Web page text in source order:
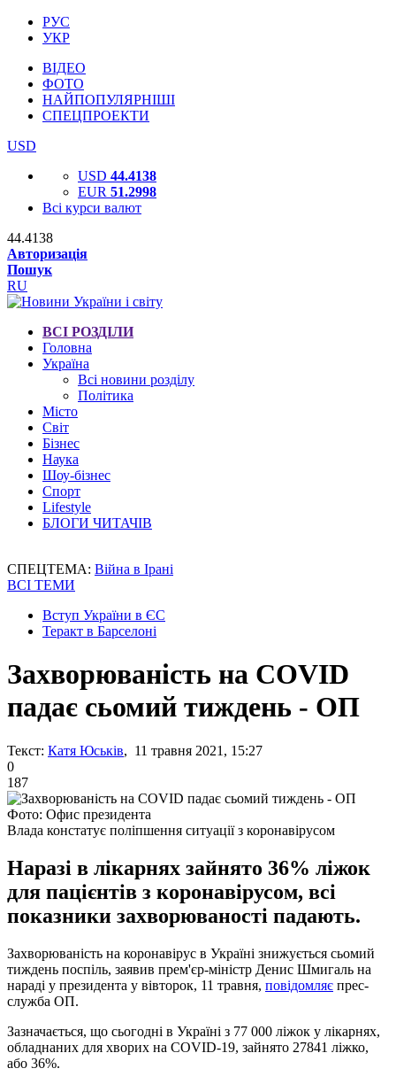
РУС
УКР
ВІДЕО
ФОТО
НАЙПОПУЛЯРНІШІ
СПЕЦПРОЕКТИ
USD
USD 44.4138
EUR 51.2998
Всі курси валют
44.4138
Авторизація
Пошук
RU
ВСІ РОЗДІЛИ
Головна
Україна
Всі новини розділу
Політика
Місто
Світ
Бізнес
Наука
Шоу-бізнес
Спорт
Lifestyle
БЛОГИ ЧИТАЧІВ
СПЕЦТЕМА: Війна в Ірані
ВСІ ТЕМИ
Вступ України в ЄС
Теракт в Барселоні
Захворюваність на COVID
падає сьомий тиждень - ОП
Текст: Катя Юськів, 11 травня 2021, 15:27
0
187
Фото: Офис президента
Влада констатує поліпшення ситуації з коронавірусом
Наразі в лікарнях зайнято 36% ліжок
для пацієнтів з коронавірусом, всі
показники захворюваності падають.
Захворюваність на коронавірус в Україні знижується сьомий
тиждень поспіль, заявив прем'єр-міністр Денис Шмигаль на
нараді у президента у вівторок, 11 травня, повідомляє прес-
служба ОП.
Зазначається, що сьогодні в Україні з 77 000 ліжок у лікарнях,
обладнаних для хворих на COVID-19, зайнято 27841 ліжко,
або 36%.